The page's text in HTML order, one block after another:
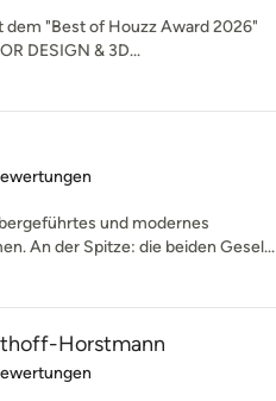
"Best of Houzz Award 2026"
DESIGN & 3D...
5 von 5 Sternen
und modernes
An der Spitze: die beiden Gesel...
Horstmann
5 von 5 Sternen